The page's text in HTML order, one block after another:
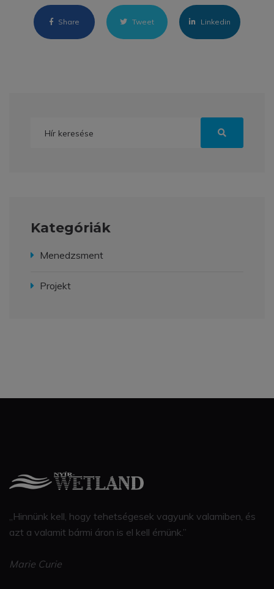
Share Tweet Linkedin
Kategóriák
Menedzsment
Projekt
„Hinnünk kell, hogy tehetségesek vagyunk valamiben, és
azt a valamit bármi áron is el kell érnünk.”
Marie Curie